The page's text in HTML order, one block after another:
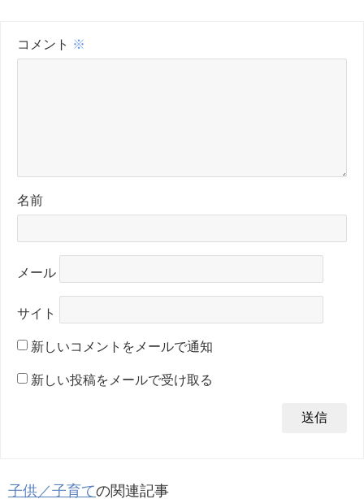
コメント ※
名前
メール
サイト
新しいコメントをメールで通知
新しい投稿をメールで受け取る
子供／子育ての関連記事